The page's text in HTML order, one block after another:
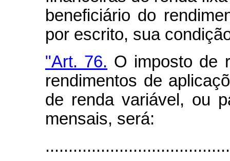
beneficiário do
por escrito, sua
"Art. 76. O imposto de
rendimentos de
de renda variável, ou
mensais, será: